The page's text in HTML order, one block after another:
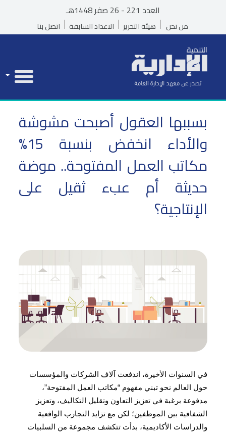
العدد 221 - 26 صفر 1448هـ
من نحن هيئة التحرير الاعداد السابقة اتصل بنا
بسببها العقول أصبحت مشوشة
والأداء انخفض بنسبة 15%
مكاتب العمل المفتوحة.. موضة
حديثة أم عبء ثقيل على
الإنتاجية؟
في السنوات الأخيرة، اندفعت آلاف الشركات والمؤسسات
حول العالم نحو تبني مفهوم “مكاتب العمل المفتوحة”،
مدفوعة برغبة في تعزيز التعاون وتقليل التكاليف، وتعزيز
الشفافية بين الموظفين؛ لكن مع تزايد التجارب الواقعية
والدراسات الأكاديمية، بدأت تتكشف مجموعة من السلبيات